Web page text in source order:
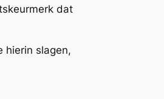
dat
hierin slagen,